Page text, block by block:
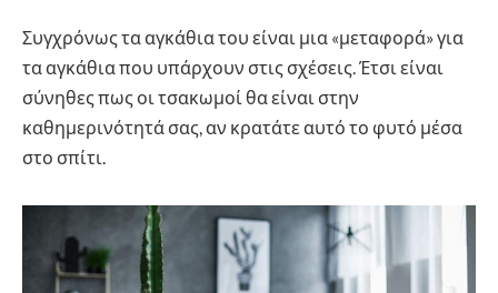
Συγχρόνως τα αγκάθια του είναι μια «μεταφορά» για
τα αγκάθια που υπάρχουν στις σχέσεις. Έτσι είναι
σύνηθες πως οι τσακωμοί θα είναι στην
καθημερινότητά σας, αν κρατάτε αυτό το φυτό μέσα
στο σπίτι.